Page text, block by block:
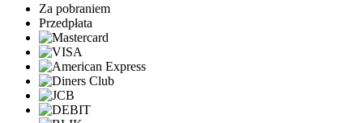
Za pobraniem
Przedpłata